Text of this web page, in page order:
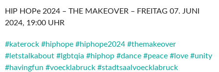
HIP HOPe 2024 – THE MAKEOVER – FREITAG 07. JUNI
2024, 19:00 UHR
#katerock #hiphope #hiphope2024 #themakeover
#letstalkabout #lgbtqia #hiphop #dance #peace #love #unity
#havingfun #voecklabruck #stadtsaalvoecklabruck